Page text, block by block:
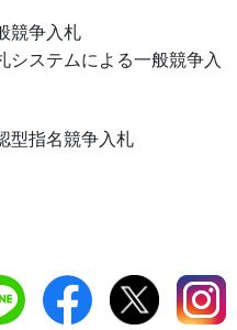
争入札
ステムによる一般競争入
指名競争入札